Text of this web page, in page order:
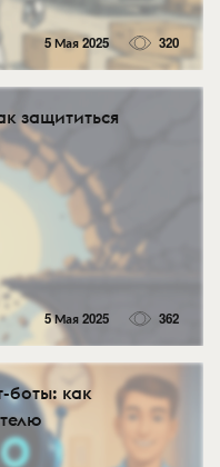
5 Мая 2025 320
защититься
5 Мая 2025 362
боты: как